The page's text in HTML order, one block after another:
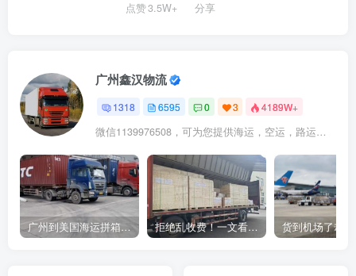
点赞3.5W+ 分享
广州鑫汉物流
1318 6595 0 3 4189W+
微信1139976508，可为您提供海运，空运，路运，铁路运输
广州到美国海运拼箱多少钱？2024年最新运费构成+隐藏费用避坑指南 拒绝乱收费！一文看懂中国货代计费套路，教你避开所有隐形坑